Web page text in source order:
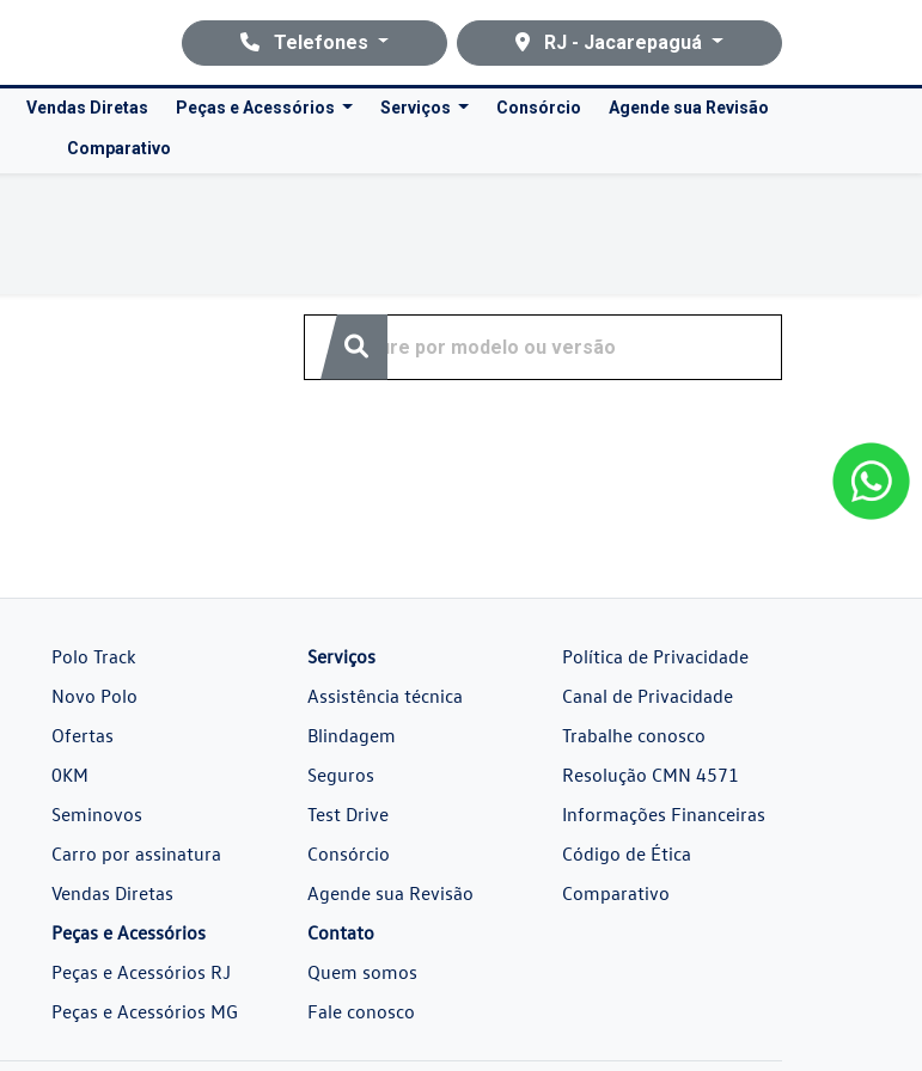
Telefones RJ - Jacarepaguá
Vendas Diretas Peças e Acessórios Serviços Consórcio Agende sua Revisão
Comparativo
Polo Track
Novo Polo
Ofertas
0KM
Seminovos
Carro por assinatura
Vendas Diretas
Peças e Acessórios
Peças e Acessórios RJ
Peças e Acessórios MG
Serviços
Assistência técnica
Blindagem
Seguros
Test Drive
Consórcio
Agende sua Revisão
Contato
Quem somos
Fale conosco
Política de Privacidade
Canal de Privacidade
Trabalhe conosco
Resolução CMN 4571
Informações Financeiras
Código de Ética
Comparativo